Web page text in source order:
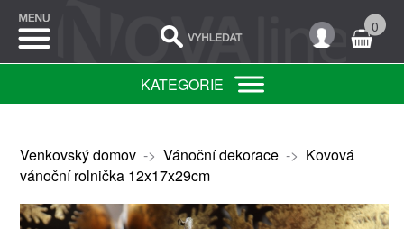
0
KATEGORIE
Venkovský domov-> Vánoční dekorace-> Kovová
vánoční rolnička 12x17x29cm